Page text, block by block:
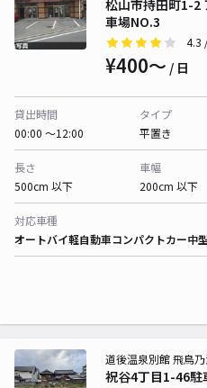
松山市持田町1-2
車場NO.3
4.3
¥400〜 / 日
貸出時間
00:00 〜12:00
タイプ
平置き
長さ
500cm 以下
車幅
200cm 以下
対応車種
オートバイ軽自動車コンパクトカー中
祝谷4丁目1-46駐
道後温泉別館 飛鳥